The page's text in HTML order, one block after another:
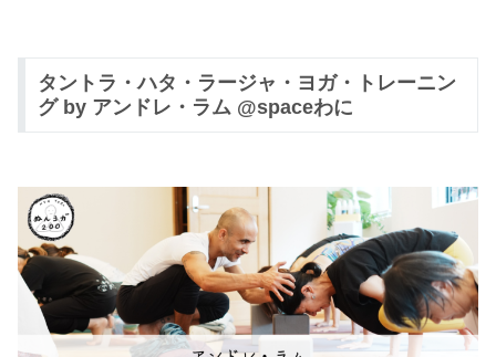
タントラ・ハタ・ラージャ・ヨガ・トレーニン
グ by アンドレ・ラム @spaceわに